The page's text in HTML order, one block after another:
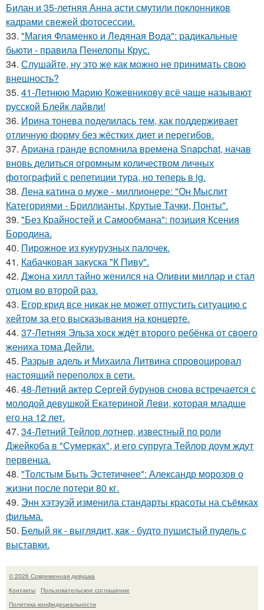
Билан и 35-летняя Анна асти смутили поклонников
кадрами свежей фотосессии.
33. "Магия Фламенко и Ледяная Вода": радикальные
бьюти - правила Пенелопы Крус.
34. Слушайте, ну это же как можно не принимать свою
внешность?
35. 41-Летнюю Марию Кожевникову всё чаще называют
русской Блейк лайвли!
36. Ирина тонева поделилась тем, как поддерживает
отличную форму без жёстких диет и перегибов.
37. Ариана гранде вспомнила времена Snapchat, начав
вновь делиться огромным количеством личных
фотографий с репетиции тура, но теперь в ig.
38. Лена катина о муже - миллионере: "Он Мыслит
Категориями - Бриллианты, Крутые Тачки, Понты".
39. "Без Крайностей и Самообмана": позиция Ксения
Бородина.
40. Пирожное из кукурузных палочек.
41. Кабачковая закуска "К Пиву".
42. Джона хилл тайно женился на Оливии миллар и стал
отцом во второй раз.
43. Егор крид все никак не может отпустить ситуацию с
хейтом за его высказывания на концерте.
44. 37-Летняя Эльза хоск ждёт второго ребёнка от своего
жениха тома Дейли.
45. Разрыв адель и Михаила Литвина спровоцировал
настоящий переполох в сети.
46. 48-Летний актер Сергей бурунов снова встречается с
молодой девушкой Екатериной Леви, которая младше
его на 12 лет.
47. 34-Летний Тейлор лотнер, известный по роли
Джейкоба в "Сумерках", и его супруга Тейлор доум ждут
первенца.
48. "Толстым Быть Эстетичнее": Александр морозов о
жизни после потери 80 кг.
49. Энн хэтэуэй изменила стандарты красоты на съёмках
фильма.
50. Белый як - выглядит, как - будто пушистый пудель с
выставки.
© 2026 Современная девушка
Контакты
Пользовательское соглашение
Политика конфидециальности